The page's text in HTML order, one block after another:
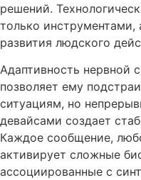
решений.
только инструментами,
развития людского
Адаптивность нервной
позволяет ему
ситуациям, но
девайсами создает
Каждое сообщение,
активирует сложные
ассоциированные с